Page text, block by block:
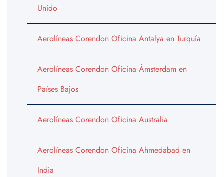
Unido
Aerolíneas Corendon Oficina Antalya en Turquía
Aerolíneas Corendon Oficina Ámsterdam en
Países Bajos
Aerolíneas Corendon Oficina Australia
Aerolíneas Corendon Oficina Ahmedabad en
India